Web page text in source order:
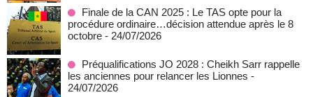
Finale de la CAN 2025 : Le TAS opte pour la
procédure ordinaire…décision attendue après le 8
octobre - 24/07/2026
Préqualifications JO 2028 : Cheikh Sarr rappelle
les anciennes pour relancer les Lionnes -
24/07/2026